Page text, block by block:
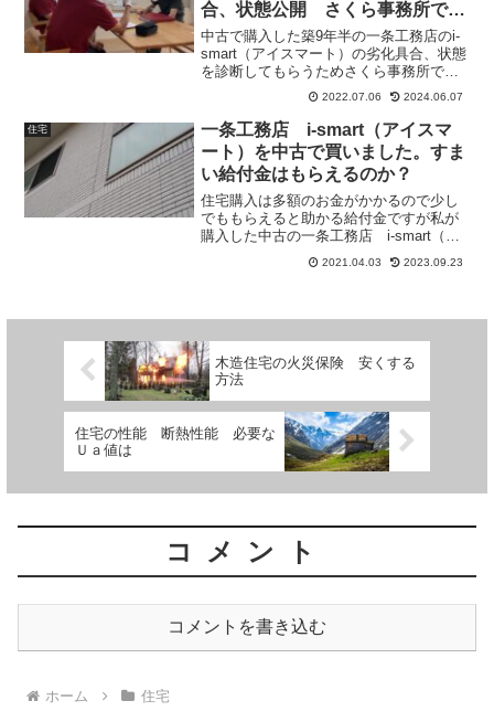
合、状態公開 さくら事務所でホ
ームインスペクションを実施しま
した
中古で購入した築9年半の一条工務店のi-
smart（アイスマート）の劣化具合、状態
を診断してもらうためさくら事務所でホ
ームインスペクションをしてもらいまし
た。もうすぐ2年の瑕疵保証期間の満了を
迎えます。満了前に瑕疵保証対象の不具
合が無いか確認してもらいました。
2022.07.06 2024.06.07
住宅
一条工務店 i-smart（アイスマ
ート）を中古で買いました。すま
い給付金はもらえるのか？
住宅購入は多額のお金がかかるので少し
でももらえると助かる給付金ですが私が
購入した中古の一条工務店 i-smart（ア
イスマート）ではすまい給付金はもらえ
たのでしょうか。
2021.04.03 2023.09.23
木造住宅の火災保険 安くする
方法
住宅の性能 断熱性能 必要な
Ｕａ値は
コメント
コメントを書き込む
ホーム 住宅